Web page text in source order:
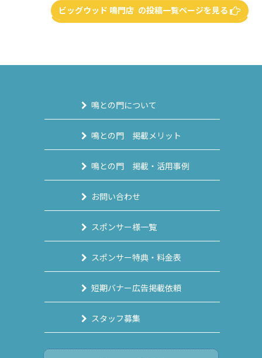
ビッグウッド 鳴門店 の投稿一覧ページを見る
鳴との門について
鳴との門 掲載メリット
鳴との門 掲載・活用事例
お問い合わせ
スポンサー様一覧
スポンサー特典・料金表
短期バナー広告掲載依頼
スタッフ募集